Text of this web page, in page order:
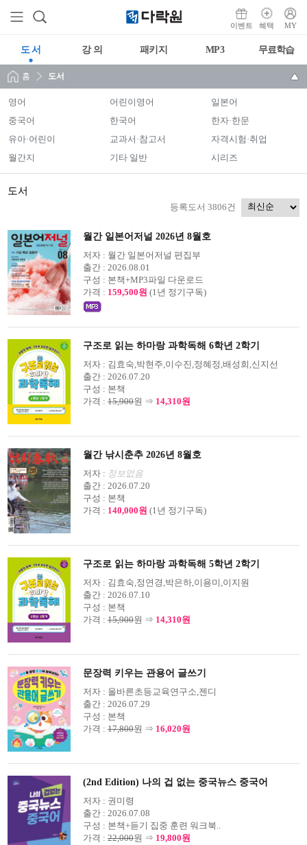
이벤트 혜택 MY
도 서 강 의 패키지 MP3 무료학습
홈 도서
영어 어린이영어
일본어
중국어
한국어
한자·한문
유아·어린이
교과서·참고서
자격시험·취업
월간지
기타 일반 시리즈
도서
등록도서 3806건
월간 일본어저널 2026년 8월호
저자 : 월간 일본어저널 편집부
출간 : 2026.08.01
구성 : 본책+MP3파일 다운로드
가격 : 159,500원 (1년 정기구독)
구조로 읽는 하마랑 과학독해 6학년 2학기
저자 : 김효숙,박현주,이수진,정혜정,배성희,신지선
출간 : 2026.07.20
구성 : 본책
가격 : 15,900원 ⇒ 14,310원
월간 낚시춘추 2026년 8월호
저자 : 정보없음
출간 : 2026.07.20
구성 : 본책
가격 : 140,000원 (1년 정기구독)
구조로 읽는 하마랑 과학독해 5학년 2학기
저자 : 김효숙,정연경,박은하,이용미,이지원
출간 : 2026.07.10
구성 : 본책
가격 : 15,900원 ⇒ 14,310원
문장력 키우는 관용어 글쓰기
저자 : 올바른초등교육연구소,젠디
출간 : 2026.07.29
구성 : 본책
가격 : 17,800원 ⇒ 16,020원
(2nd Edition) 나의 겁 없는 중국뉴스 중국어
저자 : 권미령
출간 : 2026.07.08
구성 : 본책+듣기 집중 훈련 워크북..
가격 : 22,000원 ⇒ 19,800원